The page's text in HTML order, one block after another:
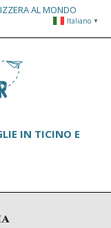
AL MONDO
IN TICINO E
Italiano ▼